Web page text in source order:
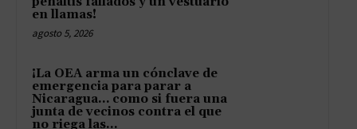
en llamas!
agosto 5, 2026
¡La OEA arma un cónclave de
emergencia para parar a
Nicaragua… como si fuera una
junta de vecinos contra el que
no riega las...